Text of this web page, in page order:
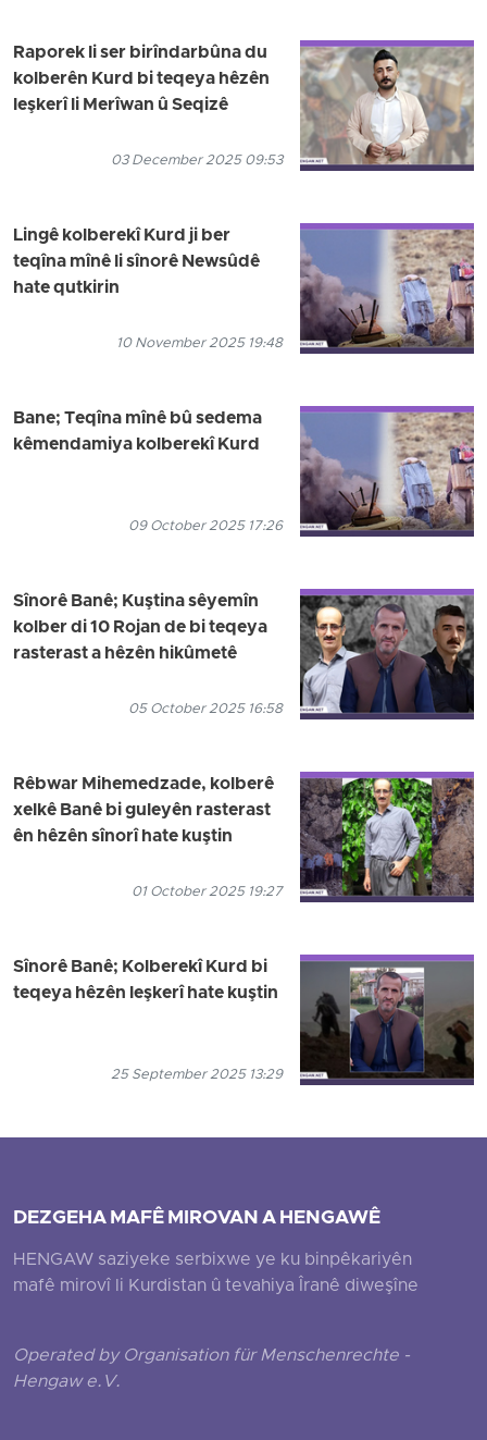
Raporek li ser birîndarbûna du
kolberên Kurd bi teqeya hêzên
leşkerî li Merîwan û Seqizê
03 December 2025 09:53
Lingê kolberekî Kurd ji ber
teqîna mînê li sînorê Newsûdê
hate qutkirin
10 November 2025 19:48
Bane; Teqîna mînê bû sedema
kêmendamiya kolberekî Kurd
09 October 2025 17:26
Sînorê Banê; Kuştina sêyemîn
kolber di 10 Rojan de bi teqeya
rasterast a hêzên hikûmetê
05 October 2025 16:58
Rêbwar Mihemedzade, kolberê
xelkê Banê bi guleyên rasterast
ên hêzên sînorî hate kuştin
01 October 2025 19:27
Sînorê Banê; Kolberekî Kurd bi
teqeya hêzên leşkerî hate kuştin
25 September 2025 13:29
DEZGEHA MAFÊ MIROVAN A HENGAWÊ
HENGAW saziyeke serbixwe ye ku binpêkariyên
mafê mirovî li Kurdistan û tevahiya Îranê diweşîne
Operated by Organisation für Menschenrechte -
Hengaw e.V.